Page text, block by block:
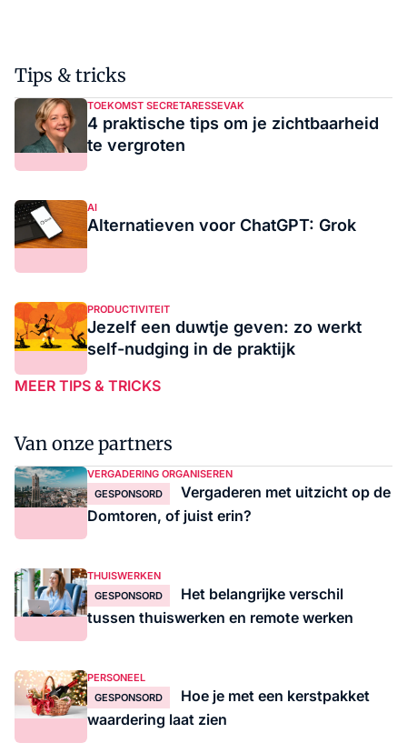
Tips & tricks
TOEKOMST SECRETARESSEVAK
4 praktische tips om je zichtbaarheid
te vergroten
AI
Alternatieven voor ChatGPT: Grok
PRODUCTIVITEIT
Jezelf een duwtje geven: zo werkt
self-nudging in de praktijk
MEER TIPS & TRICKS
Van onze partners
VERGADERING ORGANISEREN
GESPONSORD
Vergaderen met uitzicht op de
Domtoren, of juist erin?
THUISWERKEN
GESPONSORD
Het belangrijke verschil
tussen thuiswerken en remote werken
PERSONEEL
GESPONSORD
Hoe je met een kerstpakket
waardering laat zien